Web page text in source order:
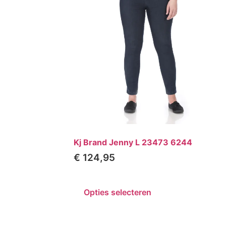
Kj Brand Jenny L 23473 6244
€ 124,95
Opties selecteren